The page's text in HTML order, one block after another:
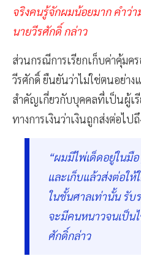
จริงคนรู้จักผมน้อยมาก คำว่า
นายวีรศักดิ์ กล่าว
ส่วนกรณีการเรียกเก็บค่าคุ้ม
วีรศักดิ์ ยืนยันว่าไม่ใช่ตนอย่า
สำคัญเกี่ยวกับบุคคลที่เป็นผู้เรี
ทางการเงินว่าเงินถูกส่งต่อไปถึ
“ผมมีไพ่เด็ดอยู่ในมือ
และเก็บแล้วส่งต่อให้
ในชั้นศาลเท่านั้น รับ
จะมีคนหนาวจนเป็น
ศักดิ์กล่าว